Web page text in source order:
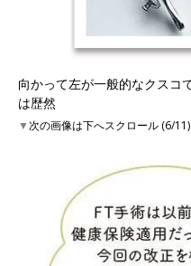
向かって左が一般的なクスコ
は歴然
▼次の画像は下へスクロール (6/11)